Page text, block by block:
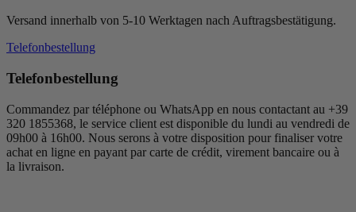
Versand innerhalb von 5-10 Werktagen nach Auftragsbestätigung.
Telefonbestellung
Telefonbestellung
Commandez par téléphone ou WhatsApp en nous contactant au +39
320 1855368, le service client est disponible du lundi au vendredi de
09h00 à 16h00. Nous serons à votre disposition pour finaliser votre
achat en ligne en payant par carte de crédit, virement bancaire ou à
la livraison.